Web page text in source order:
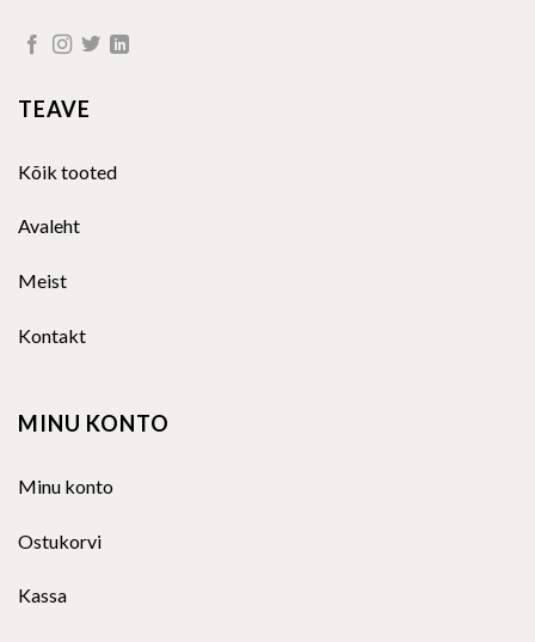
TEAVE
Kõik tooted
Avaleht
Meist
Kontakt
MINU KONTO
Minu konto
Ostukorvi
Kassa